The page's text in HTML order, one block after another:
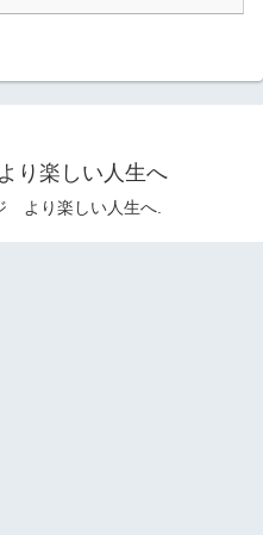
り楽しい人生へ
より楽しい人生へ.